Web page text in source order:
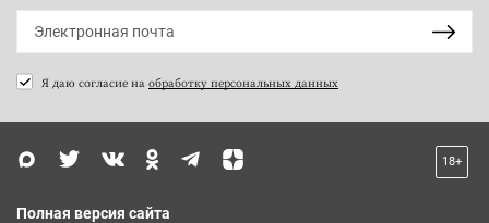
Я даю согласие на обработку персональных данных
18+
Полная версия сайта